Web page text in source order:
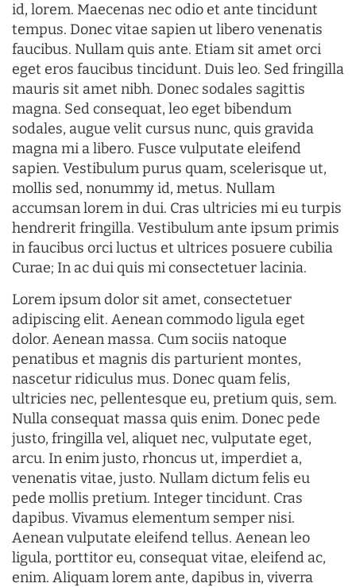
id, lorem. Maecenas nec odio et ante tincidunt
tempus. Donec vitae sapien ut libero venenatis
faucibus. Nullam quis ante. Etiam sit amet orci
eget eros faucibus tincidunt. Duis leo. Sed fringilla
mauris sit amet nibh. Donec sodales sagittis
magna. Sed consequat, leo eget bibendum
sodales, augue velit cursus nunc, quis gravida
magna mi a libero. Fusce vulputate eleifend
sapien. Vestibulum purus quam, scelerisque ut,
mollis sed, nonummy id, metus. Nullam
accumsan lorem in dui. Cras ultricies mi eu turpis
hendrerit fringilla. Vestibulum ante ipsum primis
in faucibus orci luctus et ultrices posuere cubilia
Curae; In ac dui quis mi consectetuer lacinia.
Lorem ipsum dolor sit amet, consectetuer
adipiscing elit. Aenean commodo ligula eget
dolor. Aenean massa. Cum sociis natoque
penatibus et magnis dis parturient montes,
nascetur ridiculus mus. Donec quam felis,
ultricies nec, pellentesque eu, pretium quis, sem.
Nulla consequat massa quis enim. Donec pede
justo, fringilla vel, aliquet nec, vulputate eget,
arcu. In enim justo, rhoncus ut, imperdiet a,
venenatis vitae, justo. Nullam dictum felis eu
pede mollis pretium. Integer tincidunt. Cras
dapibus. Vivamus elementum semper nisi.
Aenean vulputate eleifend tellus. Aenean leo
ligula, porttitor eu, consequat vitae, eleifend ac,
enim. Aliquam lorem ante, dapibus in, viverra